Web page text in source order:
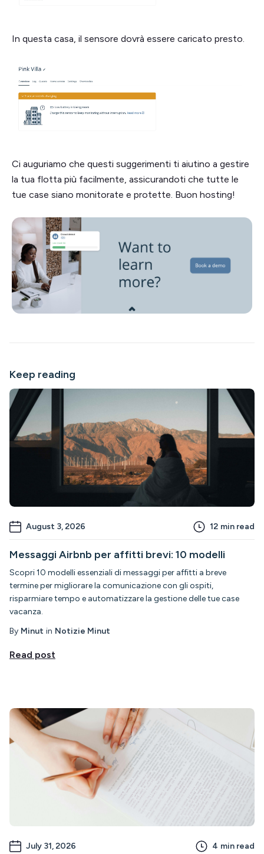
In questa casa, il sensore dovrà essere caricato presto.
Ci auguriamo che questi suggerimenti ti aiutino a gestire
la tua flotta più facilmente, assicurandoti che tutte le
tue case siano monitorate e protette. Buon hosting!
Keep reading
August 3, 2026 12 min read
Messaggi Airbnb per affitti brevi: 10 modelli
Scopri 10 modelli essenziali di messaggi per affitti a breve
termine per migliorare la comunicazione con gli ospiti,
risparmiare tempo e automatizzare la gestione delle tue case
vacanza.
By Minut in Notizie Minut
Read post
July 31, 2026 4 min read